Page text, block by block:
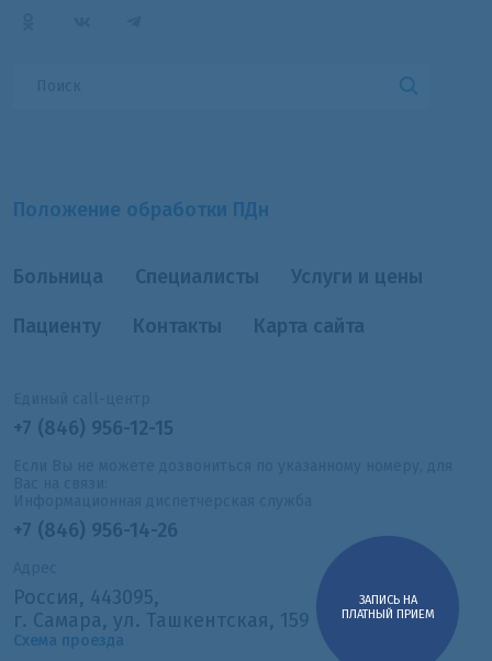
Положение обработки ПДн
Больница Специалисты Услуги и цены
Пациенту Контакты Карта сайта
+7 (846) 956-12-15
+7 (846) 956-14-26
Россия, 443095,
г. Самара, ул. Ташкентская, 159
Схема проезда
ЗАПИСЬ НА
ПЛАТНЫЙ ПРИЕМ